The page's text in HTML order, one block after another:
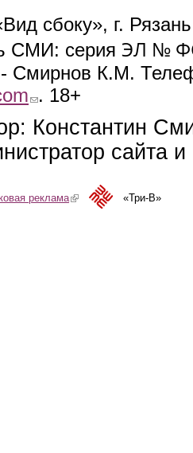
сбоку», г.
СМИ: серия ЭЛ №
- Смирнов К.М.
(link sends e-mail)
. 18+
Константин
сайта
реклама(link is external)«Три-В»